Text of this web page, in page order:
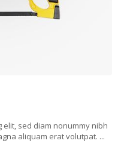
sed diam nonummy nibh
aliquam erat volutpat. ...